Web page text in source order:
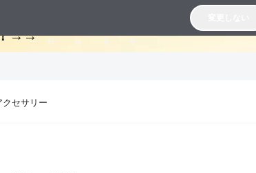
！→→ 日 時 分 秒
クセサリー